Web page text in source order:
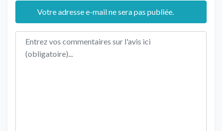
Votre adresse e-mail ne sera pas publiée.
Texte de l'avis